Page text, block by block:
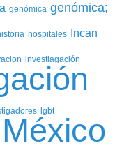
genómica genómica;
hospitales Incan
investiagación
lgbt
México